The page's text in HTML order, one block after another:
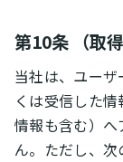
第10条 （取
当社は、ユー
くは受信した
情報も含む）
ん。ただし、